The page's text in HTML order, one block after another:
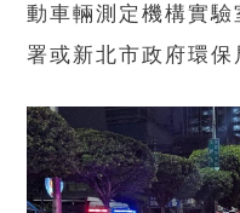
動車輛測定機構實
署或新北市政府環保